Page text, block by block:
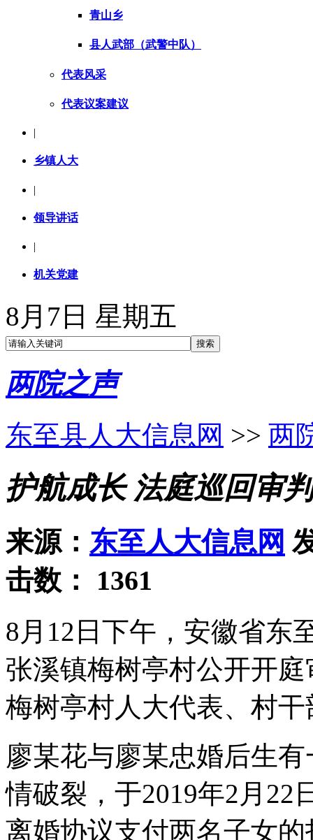
青山乡
县人武部（武警中队）
代表风采
代表议案建议
|
乡镇人大
|
领导讲话
|
机关党建
8月7日 星期五
两院之声
东至县人大信息网 >> 两
护航成长 法庭巡回审
来源： 东至人大信息网
击数： 1361
8月12日下午，安徽省东
张溪镇梅树亭村公开开
梅树亭村人大代表、村
廖某花与廖某忠婚后生
情破裂，于2019年2月22
离婚协议支付两名子女